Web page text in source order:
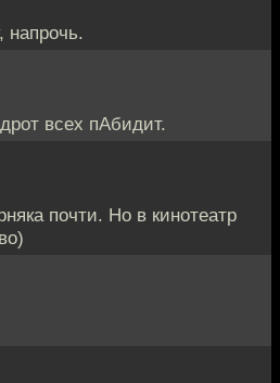
всех пАбидит.
почти. Но в кинотеатр